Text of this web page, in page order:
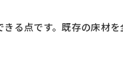
る点です。既存の床材を